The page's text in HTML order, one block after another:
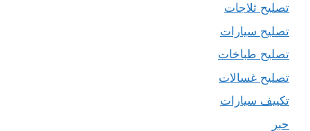
تصليح ثلاجات
تصليح سيارات
تصليح طباخات
تصليح غسالات
تكييف سيارات
حبر